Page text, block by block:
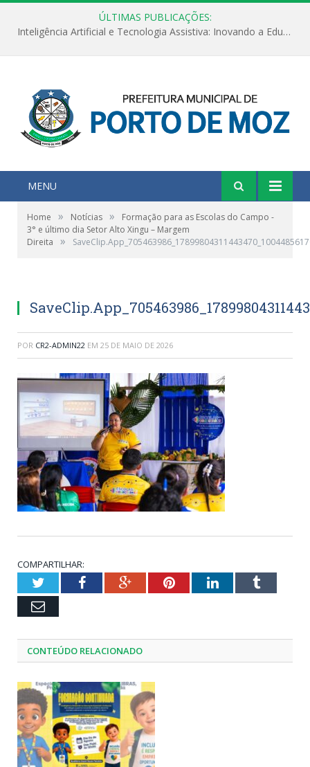
ÚLTIMAS PUBLICAÇÕES:
Inteligência Artificial e Tecnologia Assistiva: Inovando a Educação Especial e Inclusiva
MENU
Home » Notícias »
Formação para as Escolas do Campo -
3° e último dia Setor Alto Xingu – Margem
Direita
»
POR CR2-ADMIN22 EM 25 DE MAIO DE 2026
COMPARTILHAR:
TwitterFacebookGoogle+PinterestLinkedInTumblr
Email
CONTEÚDO RELACIONADO